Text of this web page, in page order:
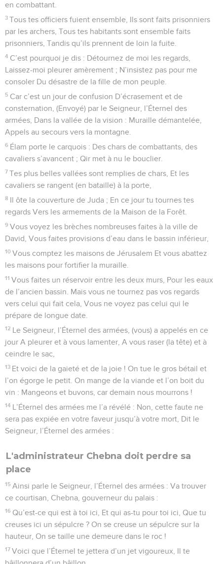
en combattant.
3 Tous tes officiers fuient ensemble, Ils sont faits prisonniers
par les archers, Tous tes habitants sont ensemble faits
prisonniers, Tandis qu’ils prennent de loin la fuite.
4 C’est pourquoi je dis : Détournez de moi les regards,
Laissez-moi pleurer amèrement ; N’insistez pas pour me
consoler Du désastre de la fille de mon peuple.
5 Car c’est un jour de confusion D’écrasement et de
consternation, (Envoyé) par le Seigneur, l’Éternel des
armées, Dans la vallée de la vision : Muraille démantelée,
Appels au secours vers la montagne.
6 Élam porte le carquois : Des chars de combattants, des
cavaliers s’avancent ; Qir met à nu le bouclier.
7 Tes plus belles vallées sont remplies de chars, Et les
cavaliers se rangent (en bataille) à la porte,
8 Il ôte la couverture de Juda ; En ce jour tu tournes tes
regards Vers les armements de la Maison de la Forêt.
9 Vous voyez les brèches nombreuses faites à la ville de
David, Vous faites provisions d’eau dans le bassin inférieur,
10 Vous comptez les maisons de Jérusalem Et vous abattez
les maisons pour fortifier la muraille.
11 Vous faites un réservoir entre les deux murs, Pour les eaux
de l’ancien bassin. Mais vous ne tournez pas vos regards
vers celui qui fait cela, Vous ne voyez pas celui qui le
prépare de longue date.
12 Le Seigneur, l’Éternel des armées, (vous) a appelés en ce
jour A pleurer et à vous lamenter, A vous raser (la tête) et à
ceindre le sac,
13 Et voici de la gaieté et de la joie ! On tue le gros bétail et
l’on égorge le petit. On mange de la viande et l’on boit du
vin : Mangeons et buvons, car demain nous mourrons !
14 L’Éternel des armées me l’a révélé : Non, cette faute ne
sera pas expiée en votre faveur jusqu’à votre mort, Dit le
Seigneur, l’Éternel des armées :
L'administrateur Chebna doit perdre sa
place
15 Ainsi parle le Seigneur, l’Éternel des armées : Va trouver
ce courtisan, Chebna, gouverneur du palais :
16 Qu’est-ce qui est à toi ici, Et qui as-tu pour toi ici, Que tu
creuses ici un sépulcre ? On se creuse un sépulcre sur la
hauteur, On se taille une demeure dans le roc !
17 Voici que l’Éternel te jettera d’un jet vigoureux, Il te